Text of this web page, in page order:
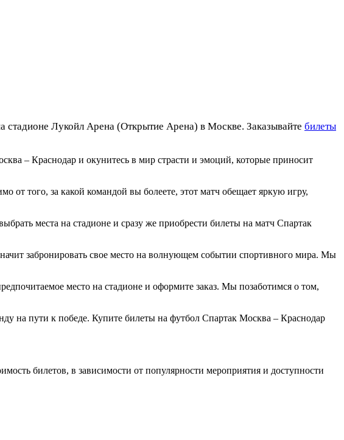
стадионе Лукойл Арена (Открытие Арена) в Москве. Заказывайте билеты
– Краснодар и окунитесь в мир страсти и эмоций, которые приносит
того, за какой командой вы болеете, этот матч обещает яркую игру,
места на стадионе и сразу же приобрести билеты на матч Спартак
забронировать свое место на волнующем событии спортивного мира. Мы
место на стадионе и оформите заказ. Мы позаботимся о том,
на пути к победе. Купите билеты на футбол Спартак Москва – Краснодар
билетов, в зависимости от популярности мероприятия и доступности